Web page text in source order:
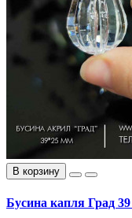
В корзину
Бусина капля Град